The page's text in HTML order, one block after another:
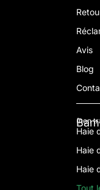
Avis
Blog
(non
Haie
Haie
Haie
Tout